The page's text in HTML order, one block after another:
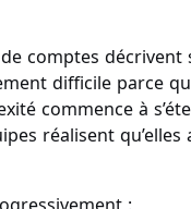
comptes
difficile parce
commence à
réalisent